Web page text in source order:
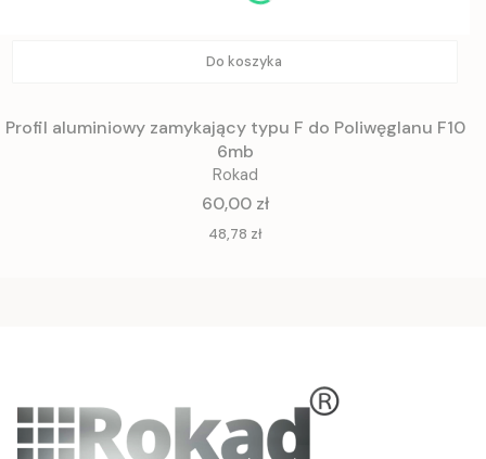
Do koszyka
Profil aluminiowy zamykający typu F do Poliwęglanu F10
6mb
Rokad
Cena
60,00 zł
Cena
48,78 zł